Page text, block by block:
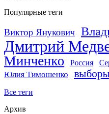
Популярные теги
Виктор Янукович
Дмитрий
Минченко
Россия
Юлия Тимошенко
Все теги
Архив